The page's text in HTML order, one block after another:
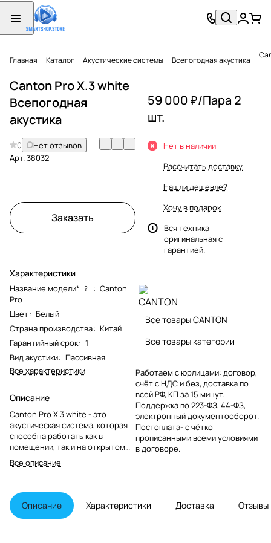
Главная Каталог Акустические системы Всепогодная акустика
Canton Pro X.3 white
Всепогодная
акустика
0
Нет отзывов
Арт.38032
Заказать
Характеристики
Название модели* ? : Canton
Pro
Цвет: Белый
Страна производства: Китай
Гарантийный срок: 1
Вид акустики: Пассивная
Все характеристики
Описание
Canton Pro X.3 white - это
акустическая система, которая
способна работать как в
помещении, так и на открытом
воздухе. Она оснащена
двухполосной конструкцией и
выполненным из
прорезиненного пластика. Это
обеспечивает надежную защиту
Все описание
59 000 ₽/Пара 2
шт.
Нет в наличии
Рассчитать доставку
Нашли дешевле?
Хочу в подарок
Вся техника
оригинальная с
гарантией.
Все товары CANTON
Все товары категории
Работаем с юрлицами: договор,
счёт с НДС и без, доставка по
всей РФ, КП за 15 минут.
Поддержка по 223-ФЗ, 44-ФЗ,
электронный документооборот.
Постоплата- с чётко
прописанными всеми условиями
в договоре.
Описание Характеристики Доставка Отзывы